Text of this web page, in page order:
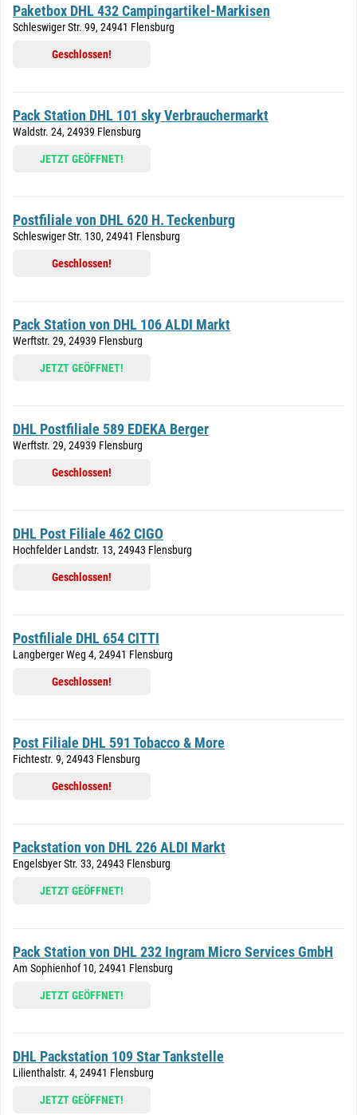
Paketbox DHL 432 Campingartikel-Markisen
Schleswiger Str. 99, 24941 Flensburg
Geschlossen!
Pack Station DHL 101 sky Verbrauchermarkt
Waldstr. 24, 24939 Flensburg
JETZT GEÖFFNET!
Postfiliale von DHL 620 H. Teckenburg
Schleswiger Str. 130, 24941 Flensburg
Geschlossen!
Pack Station von DHL 106 ALDI Markt
Werftstr. 29, 24939 Flensburg
JETZT GEÖFFNET!
DHL Postfiliale 589 EDEKA Berger
Werftstr. 29, 24939 Flensburg
Geschlossen!
DHL Post Filiale 462 CIGO
Hochfelder Landstr. 13, 24943 Flensburg
Geschlossen!
Postfiliale DHL 654 CITTI
Langberger Weg 4, 24941 Flensburg
Geschlossen!
Post Filiale DHL 591 Tobacco & More
Fichtestr. 9, 24943 Flensburg
Geschlossen!
Packstation von DHL 226 ALDI Markt
Engelsbyer Str. 33, 24943 Flensburg
JETZT GEÖFFNET!
Pack Station von DHL 232 Ingram Micro Services GmbH
Am Sophienhof 10, 24941 Flensburg
JETZT GEÖFFNET!
DHL Packstation 109 Star Tankstelle
Lilienthalstr. 4, 24941 Flensburg
JETZT GEÖFFNET!